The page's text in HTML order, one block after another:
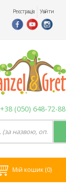
Реєстрація Увійти
+38 (050) 648-72-88
Мій кошик (0)